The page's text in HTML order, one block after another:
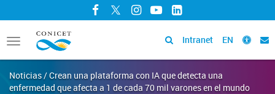
Facebook
TwitterInstagram
YouTubeLinkedIn
Toggle
navigation
Intranet EN
Noticias / Crean una plataforma con IA que detecta una
enfermedad que afecta a 1 de cada 70 mil varones en el mundo